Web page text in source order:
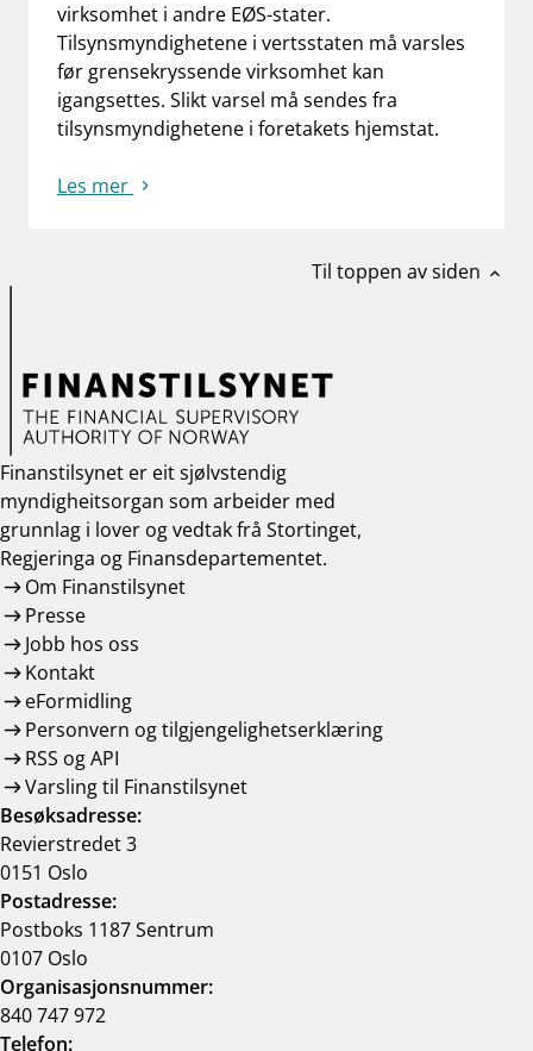
virksomhet i andre EØS-stater.
Tilsynsmyndighetene i vertsstaten må varsles
før grensekryssende virksomhet kan
igangsettes. Slikt varsel må sendes fra
tilsynsmyndighetene i foretakets hjemstat.
Les mer
Til toppen av siden expand_less
Finanstilsynet er eit sjølvstendig
myndigheitsorgan som arbeider med
grunnlag i lover og vedtak frå Stortinget,
Regjeringa og Finansdepartementet.
Om Finanstilsynet
Presse
Jobb hos oss
Kontakt
eFormidling
Personvern og tilgjengelighetserklæring
RSS og API
Varsling til Finanstilsynet
Besøksadresse:
Revierstredet 3
0151 Oslo
Postadresse:
Postboks 1187 Sentrum
0107 Oslo
Organisasjonsnummer:
840 747 972
Telefon: